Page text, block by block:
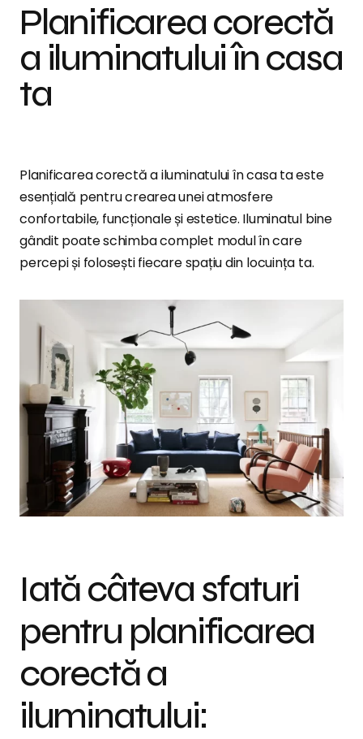
Planificarea corectă
a iluminatului în casa
ta
Planificarea corectă a iluminatului în casa ta este
esențială pentru crearea unei atmosfere
confortabile, funcționale și estetice. Iluminatul bine
gândit poate schimba complet modul în care
percepi și folosești fiecare spațiu din locuința ta.
Iată câteva sfaturi
pentru planificarea
corectă a
iluminatului: